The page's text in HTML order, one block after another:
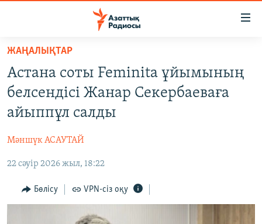
Skip
main
content
Skip
to
main
Navigation
Skip
Search
САЯСАТ
AZATTYQTV
АДАМ ҚҰҚЫҚТАРЫ
ӘЛЕУМЕТ
ӘЛЕМ
ЖАҢАЛЫҚТАР
Астана соты Feminita ұйымының
белсендісі Жанар Секербаеваға
айыппұл салды
Мәншүк АСАУТАЙ
22 сәуір 2026 жыл, 18:22
Бөлісу VPN-сіз оқу